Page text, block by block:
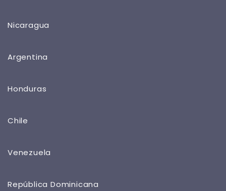
Nicaragua
Argentina
Honduras
Chile
Venezuela
República Dominicana